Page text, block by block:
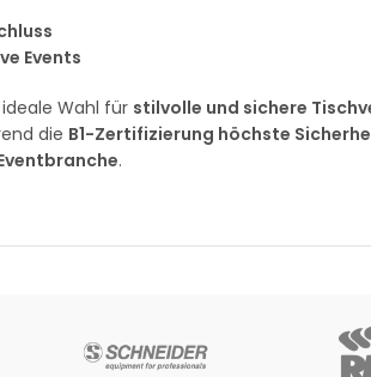
Events
Wahl für stilvolle und sichere
die B1-Zertifizierung höchste
.